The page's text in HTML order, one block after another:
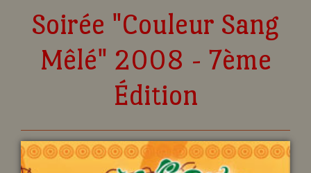
Soirée "Couleur Sang
Mêlé" 2008 - 7ème
Édition